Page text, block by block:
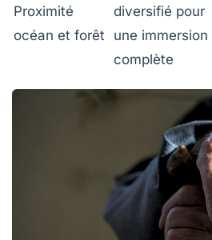
Proximité
océan et forêt
diversifié pour
une immersion
complète